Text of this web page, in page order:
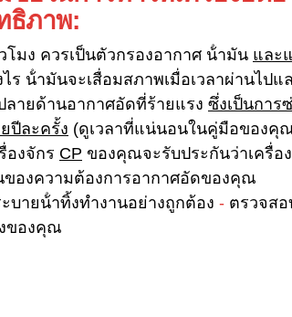
ธิภาพ:
โมง ควรเป็นตัวกรองอากาศ น้ํามัน และ
ร น้ํามันจะเสื่อมสภาพเมื่อเวลาผ่านไป
ลายด้านอากาศอัดที่ร้ายแรง ซึ่งเป็นการ
ปีละครั้ง (ดูเวลาที่แน่นอนในคู่มือของคุ
องจักร CP ของคุณจะรับประกันว่าเครื่
องความต้องการอากาศอัดของคุณ
บายน้ําทิ้งทํางานอย่างถูกต้อง - ตรวจสอ
ของคุณ